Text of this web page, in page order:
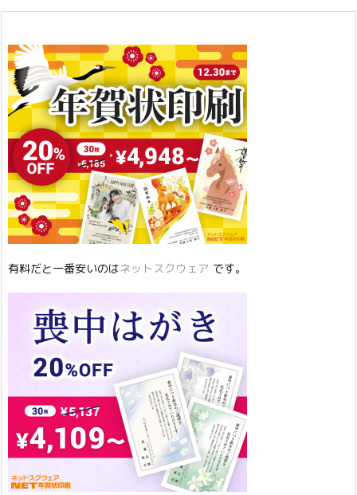
有料だと一番安いのはネットスクウェア です。